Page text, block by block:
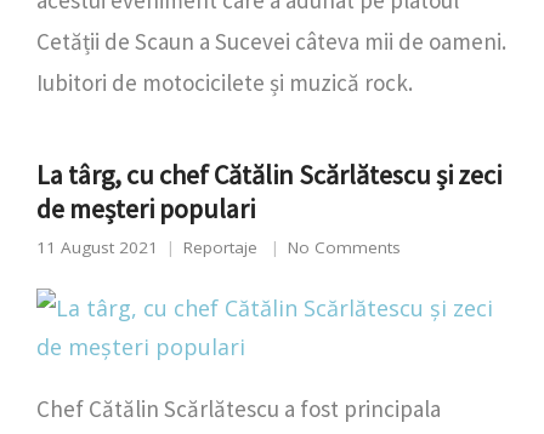
Cetății de Scaun a Sucevei câteva mii de oameni.
Iubitori de motocicilete și muzică rock.
La târg, cu chef Cătălin Scărlătescu și zeci
de meșteri populari
11 August 2021 Reportaje No Comments
Chef Cătălin Scărlătescu a fost principala